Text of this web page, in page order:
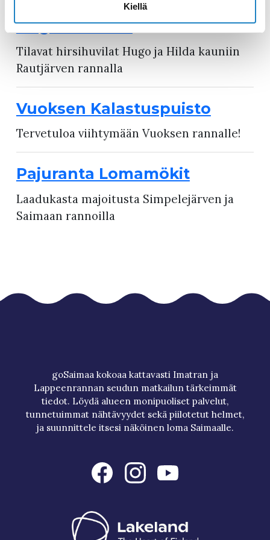
Kiellä
Hugon Huvilat
Tilavat hirsihuvilat Hugo ja Hilda kauniin
Rautjärven rannalla
Vuoksen Kalastuspuisto
Tervetuloa viihtymään Vuoksen rannalle!
Pajuranta Lomamökit
Laadukasta majoitusta Simpelejärven ja
Saimaan rannoilla
goSaimaa kokoaa kattavasti Imatran ja
Lappeenrannan seudun matkailun tärkeimmät
tiedot. Löydä alueen monipuoliset palvelut,
tunnetuimmat nähtävyydet sekä piilotetut helmet,
ja suunnittele itsesi näköinen loma Saimaalle.